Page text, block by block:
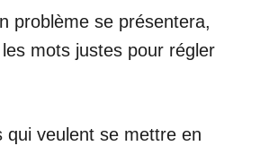
problème se présentera,
mots justes pour régler
qui veulent se mettre en